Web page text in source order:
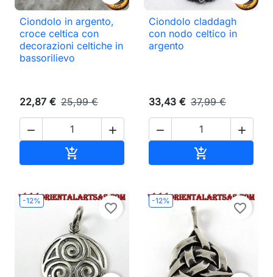
Ciondolo in argento,
croce celtica con
decorazioni celtiche in
bassorilievo
22,87 € 25,99 €
 

Ciondolo claddagh
con nodo celtico in
argento
33,43 € 37,99 €
 

-12%
favorite_border
-12%
favorite_border